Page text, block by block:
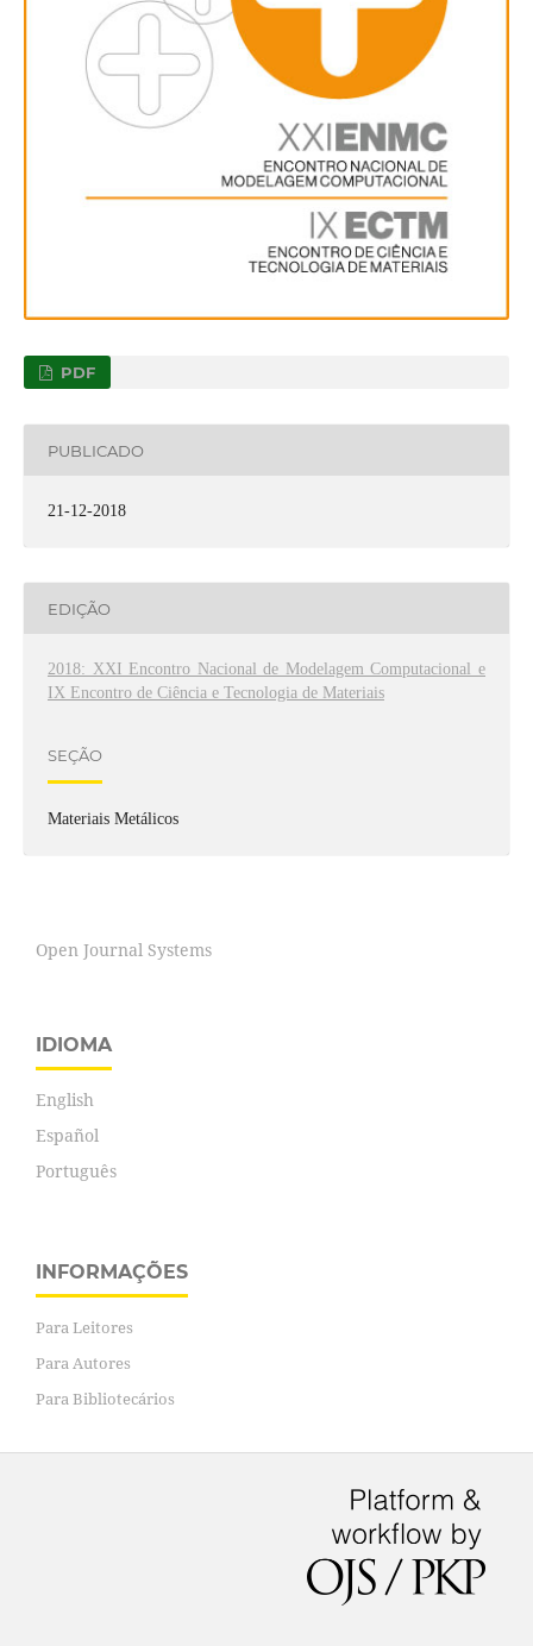
PDF
PUBLICADO
21-12-2018
EDIÇÃO
2018: XXI Encontro Nacional de Modelagem Computacional e
IX Encontro de Ciência e Tecnologia de Materiais
SEÇÃO
Materiais Metálicos
Open Journal Systems
IDIOMA
English
Español
Português
INFORMAÇÕES
Para Leitores
Para Autores
Para Bibliotecários